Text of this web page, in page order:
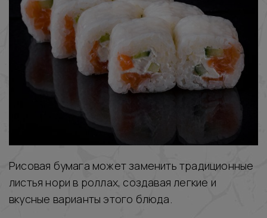
Рисовая бумага может заменить традиционные
листья нори в роллах, создавая легкие и
вкусные варианты этого блюда.